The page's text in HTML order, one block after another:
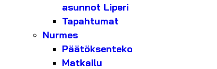
asunnot Liperi
Tapahtumat
Nurmes
Päätöksenteko
Matkailu